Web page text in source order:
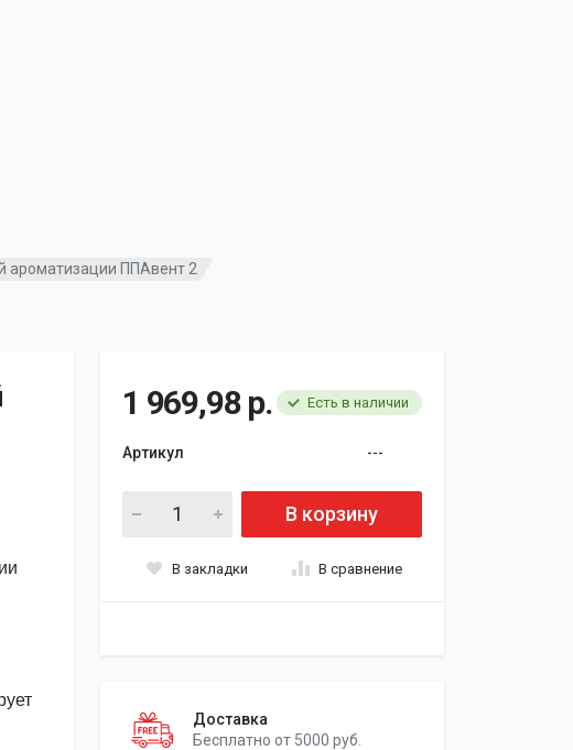
ароматизации ППАвент 2
1 969,98 р. Есть в наличии
Артикул ---
В корзину
В закладки В сравнение
Доставка
Бесплатно от 5000 руб.